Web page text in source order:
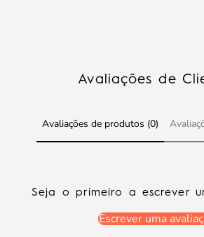
Avaliações de
Avaliações de produtos (0)
Seja o primeiro a escrever
Escrever uma